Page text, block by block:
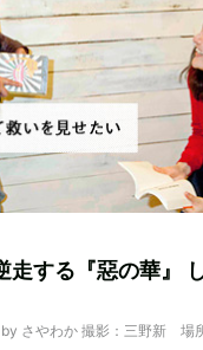
走する『惡の華』
さやわか 撮影：三野新 場